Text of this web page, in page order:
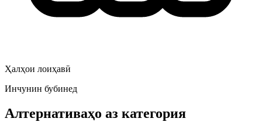
Ҳалҳои лоиҳавӣ
Инчунин бубинед
Алтернативаҳо аз категория